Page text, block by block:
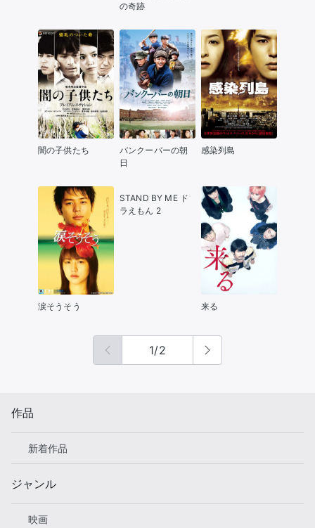
の奇跡
闇の子供たち
バンクーバーの朝
日
感染列島
涙そうそう
STAND BY ME ド
ラえもん 2
来る
1/2
作品
新着作品
ジャンル
映画